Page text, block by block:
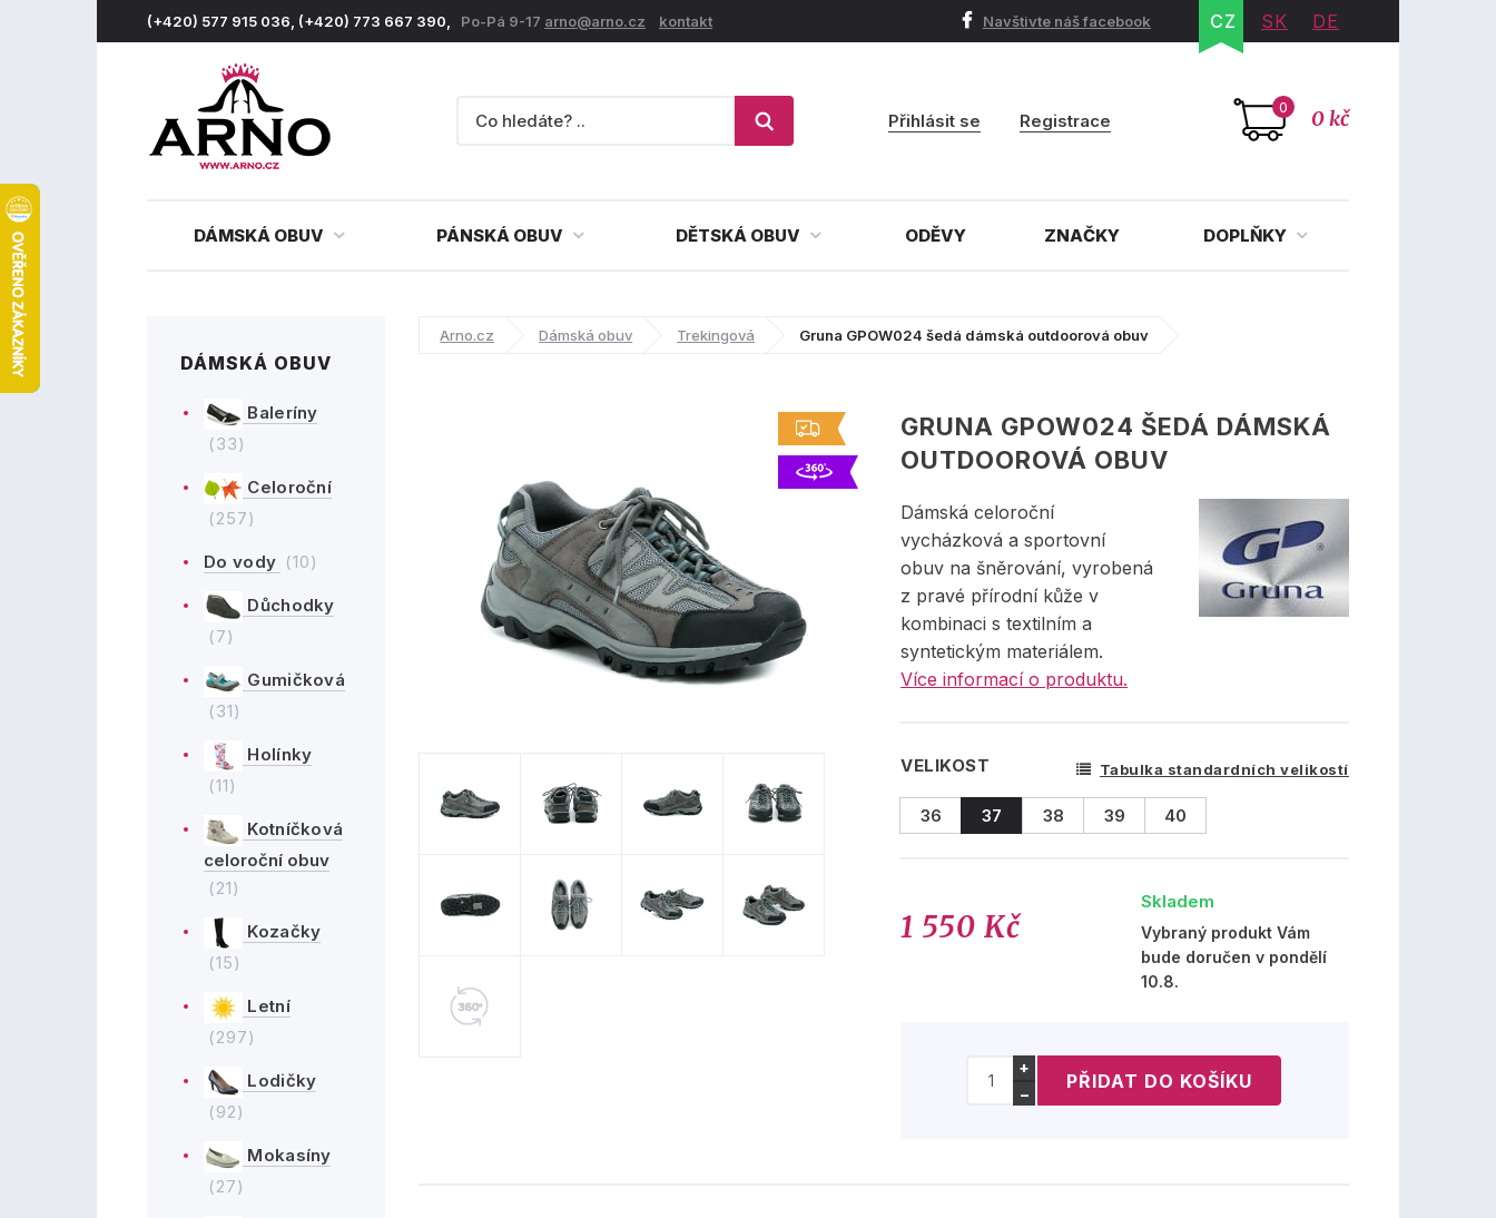
(+420) 577 915 036, (+420) 773 667 390, Po-Pá 9-17 arno@arno.cz kontakt Navštivte náš facebook CZ SK DE
0 0 kč
Přihlásit se Registrace
DÁMSKÁ OBUV PÁNSKÁ OBUV DĚTSKÁ OBUV ODĚVY ZNAČKY DOPLŇKY
DÁMSKÁ OBUV
Baleríny
(33)
Celoroční
(257)
Do vody (10)
Důchodky
(7)
Gumičková
(31)
Holínky
(11)
Kotníčková
celoroční obuv
(21)
Kozačky
(15)
Letní
(297)
Lodičky
(92)
Mokasíny
(27)
Arno.cz Dámská obuv Trekingová Gruna GPOW024 šedá dámská outdoorová obuv
GRUNA GPOW024 ŠEDÁ DÁMSKÁ
OUTDOOROVÁ OBUV
Dámská celoroční
vycházková a sportovní
obuv na šněrování, vyrobená
z pravé přírodní kůže v
kombinaci s textilním a
syntetickým materiálem.
Více informací o produktu.
VELIKOST Tabulka standardních velikostí
36 37 38 39 40
1 550 Kč
Skladem
Vybraný produkt Vám
bude doručen v pondělí
10.8.
+
−